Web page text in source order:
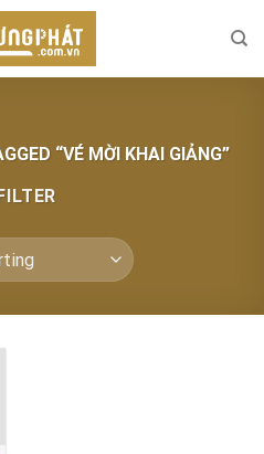
“VÉ MỜI KHAI GIẢNG”